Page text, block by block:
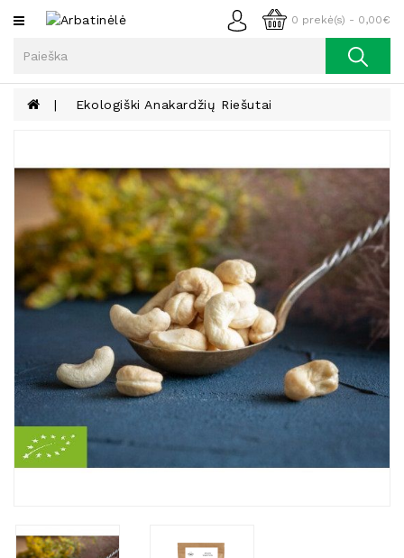
0 prekė(s) - 0,00€
Kategorijos
Kava
Aliejus
Lieknėjimui,
Sveikatai
Ir
Grožiui
Riešutai
Becukriai
Saldėsiai
Gurmanams
Natūralios
Žvakės
Namų
Aliejai
Ekologiški Anakardžių Riešutai